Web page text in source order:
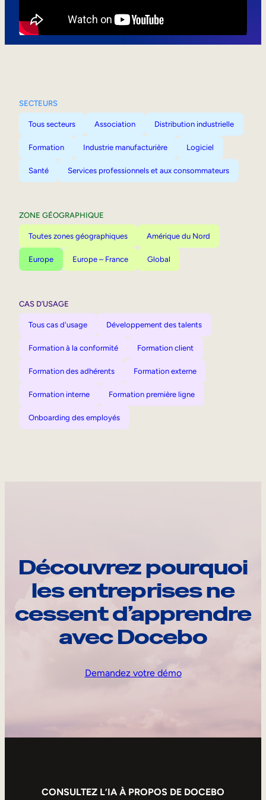
SECTEURS
Tous secteurs Association Distribution industrielle
Formation Industrie manufacturière Logiciel
Santé Services professionnels et aux consommateurs
ZONE GÉOGRAPHIQUE
Toutes zones géographiques Amérique du Nord
Europe Europe – France Global
CAS D’USAGE
Tous cas d'usage Développement des talents
Formation à la conformité Formation client
Formation des adhérents Formation externe
Formation interne Formation première ligne
Onboarding des employés
Découvrez pourquoi
les entreprises ne
cessent d’apprendre
avec Docebo
Demandez votre démo
CONSULTEZ L’IA À PROPOS DE DOCEBO